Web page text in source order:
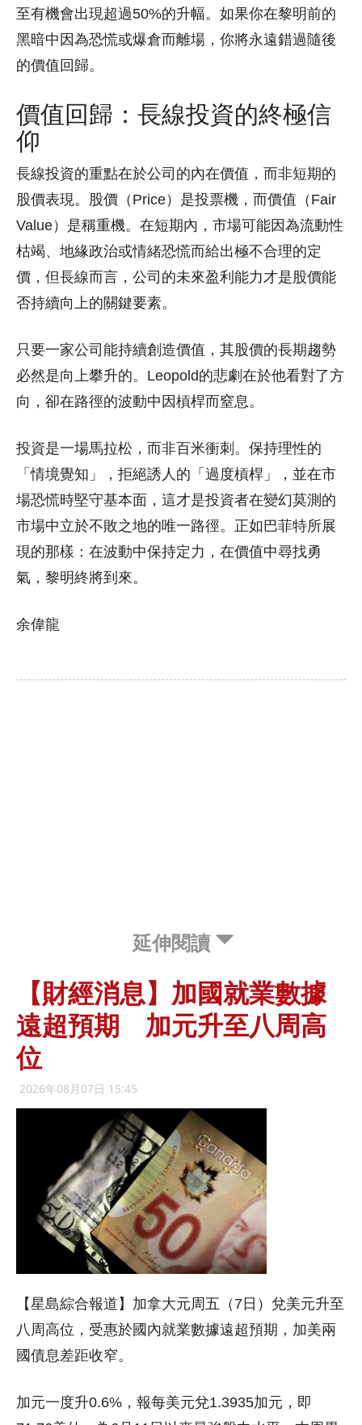
至有機會出現超過50%的升幅。如果你在黎明前的
黑暗中因為恐慌或爆倉而離場，你將永遠錯過隨後
的價值回歸。
價值回歸：長線投資的終極信
仰
長線投資的重點在於公司的內在價值，而非短期的
股價表現。股價（Price）是投票機，而價值（Fair
Value）是稱重機。在短期內，市場可能因為流動性
枯竭、地緣政治或情緒恐慌而給出極不合理的定
價，但長線而言，公司的未來盈利能力才是股價能
否持續向上的關鍵要素。
只要一家公司能持續創造價值，其股價的長期趨勢
必然是向上攀升的。Leopold的悲劇在於他看對了方
向，卻在路徑的波動中因槓桿而窒息。
投資是一場馬拉松，而非百米衝刺。保持理性的
「情境覺知」，拒絕誘人的「過度槓桿」，並在市
場恐慌時堅守基本面，這才是投資者在變幻莫測的
市場中立於不敗之地的唯一路徑。正如巴菲特所展
現的那樣：在波動中保持定力，在價值中尋找勇
氣，黎明終將到來。
余偉龍
延伸閱讀
【財經消息】加國就業數據
遠超預期 加元升至八周高
位
2026年08月07日 15:45
【星島綜合報道】加拿大元周五（7日）兌美元升至
八周高位，受惠於國內就業數據遠超預期，加美兩
國債息差距收窄。
加元一度升0.6%，報每美元兌1.3935加元，即